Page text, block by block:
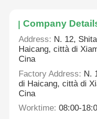
Company
Address: N. 12,
Haicang, città di
Cina
Factory Address: N.
di Haicang, città di
Cina
Worktime: 08:00-